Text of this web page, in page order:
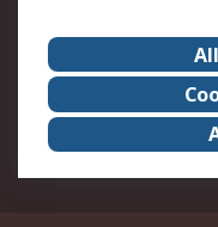
Karriere bei RS
Qualität/
Event-Center